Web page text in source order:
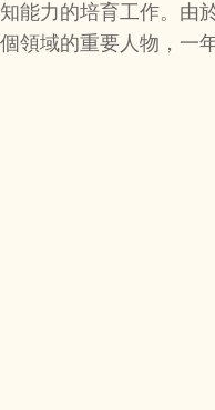
能力的培育工作。由
領域的重要人物，一